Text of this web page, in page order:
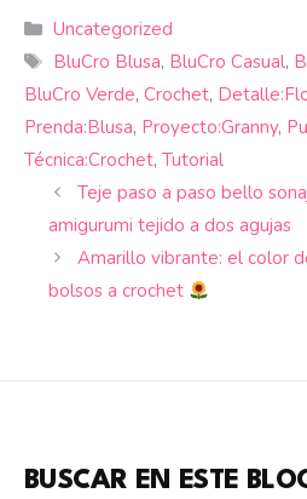
Categorías
Uncategorized
Etiquetas
BluCro Blusa, BluCro Casual,
BluCro Verde, Crochet,
Prenda:Blusa, Proyecto:Granny,
Técnica:Crochet, Tutorial
Teje paso a paso bello
amigurumi tejido a dos agujas
Amarillo vibrante: el color
bolsos a crochet
BUSCAR EN ESTE